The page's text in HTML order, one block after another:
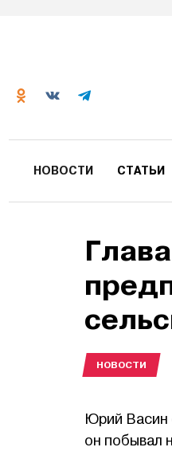
НОВОСТИ СТАТЬИ
НОВОСТИ
Юрий Васин
он побывал